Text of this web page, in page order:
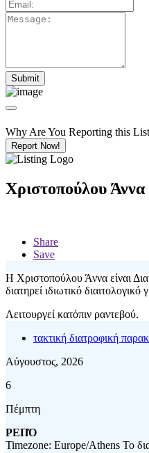
Why Are You Reporting this
Report Now!
Χριστοπούλου Άννα
Share
Save
Η Χριστοπούλου Άννα είναι
διατηρεί ιδιωτικό
Λειτουργεί κατόπιν ραντεβού.
τακτική διατροφική
Αύγουστος, 2026
6
Πέμπτη
ΡΕΠΌ
Timezone: Europe/Athens Το